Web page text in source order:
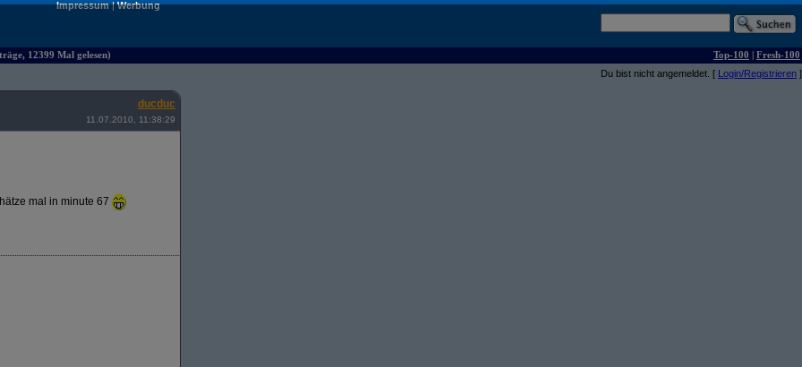
Impressum|Werbung
12399 Mal gelesen) Top-100 | Fresh-100
Du bist nicht angemeldet. [ Login/Registrieren ]
ducduc
11.07.2010, 11:38:29
mal in minute 67